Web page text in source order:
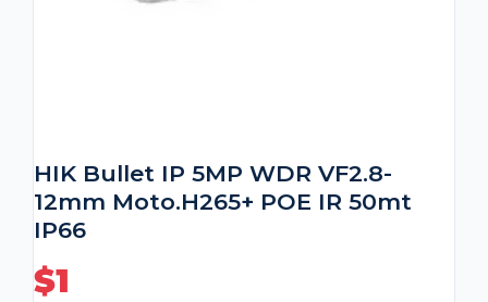
HIK Bullet IP 5MP WDR VF2.8-
12mm Moto.H265+ POE IR 50mt
IP66
$1